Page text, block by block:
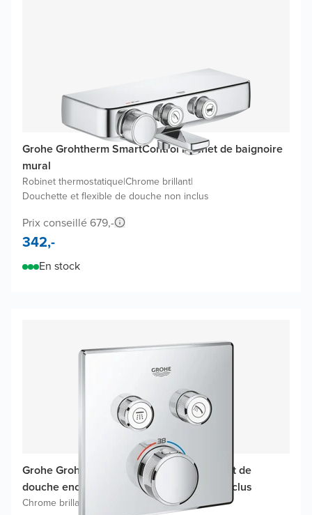
Grohe Grohtherm SmartControl robinet de baignoire
mural
Robinet thermostatique|Chrome brillant|
Douchette et flexible de douche non inclus
Prix conseillé 679,-
342,-
En stock
Grohe Grohtherm SmartControl thermostat de
douche encastré, élément encastré non inclus
Chrome brillant